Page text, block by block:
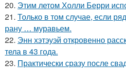
20. Этим летом Холли Берри
21. Только в том случае, если
рану … муравьем.
22. Энн хэтэуэй откровенно
тела в 43 года.
23. Практически сразу после